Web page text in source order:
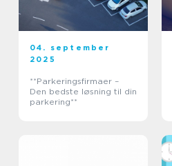
04. september
2025
**Parkeringsfirmaer –
Den bedste løsning til din
parkering**